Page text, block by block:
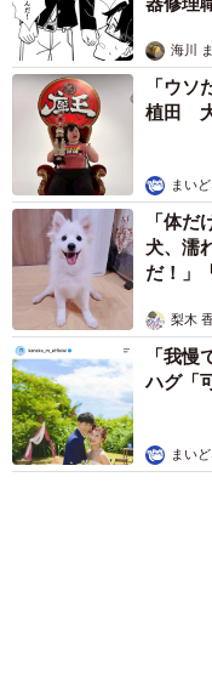
2026.08.09
「右ひ
メンバ
え！！
帰省は控えても感謝は